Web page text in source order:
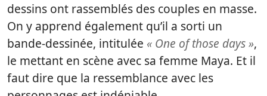
dessins ont rassemblés des couples en masse.
On y apprend également qu’il a sorti un
bande-dessinée, intitulée « One of those days »,
le mettant en scène avec sa femme Maya. Et il
faut dire que la ressemblance avec les